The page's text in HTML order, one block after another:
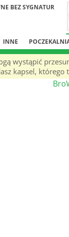
BEZ SYGNATUR
INNE
wystąpić
kapsel,